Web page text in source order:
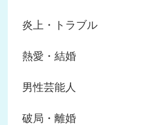
炎上・トラブル
熱愛・結婚
男性芸能人
破局・離婚